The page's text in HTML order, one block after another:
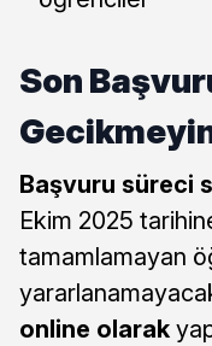
Son
Başvuru süreci
Ekim 2025
tamamlamayan
online olarak